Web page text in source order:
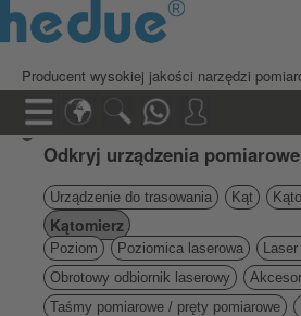
Producent wysokiej jakości narzędzi
Odkryj urządzenia
Urządzenie do trasowania Kąt
Kątomierz
Poziom Poziomica laserowa
Obrotowy odbiornik laserowy
Taśmy pomiarowe / pręty pomiarowe